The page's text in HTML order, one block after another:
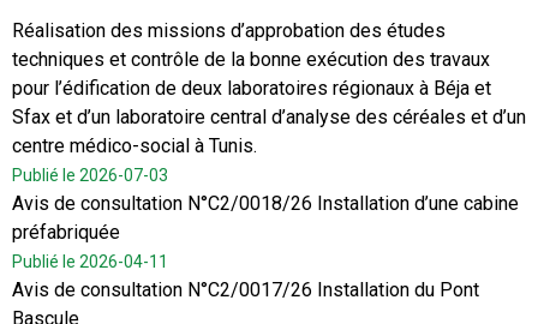
Réalisation des missions d’approbation des études
techniques et contrôle de la bonne exécution des travaux
pour l’édification de deux laboratoires régionaux à Béja et
Sfax et d’un laboratoire central d’analyse des céréales et d’un
centre médico-social à Tunis.
Publié le 2026-07-03
Avis de consultation N°C2/0018/26 Installation d’une cabine
préfabriquée
Publié le 2026-04-11
Avis de consultation N°C2/0017/26 Installation du Pont
Bascule